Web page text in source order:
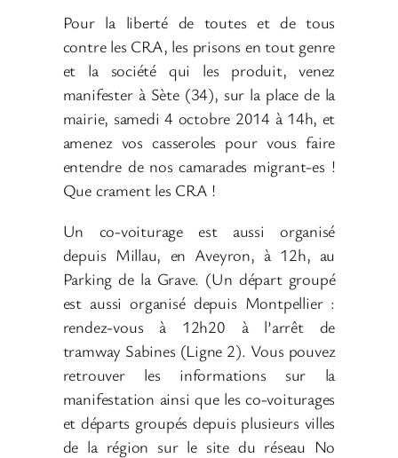
Pour la liberté de toutes et de tous
contre les CRA, les prisons en tout genre
et la société qui les produit, venez
manifester à Sète (34), sur la place de la
mairie, samedi 4 octobre 2014 à 14h, et
amenez vos casseroles pour vous faire
entendre de nos camarades migrant-es !
Que crament les CRA !
Un co-voiturage est aussi organisé
depuis Millau, en Aveyron, à 12h, au
Parking de la Grave. (Un départ groupé
est aussi organisé depuis Montpellier :
rendez-vous à 12h20 à l’arrêt de
tramway Sabines (Ligne 2). Vous pouvez
retrouver les informations sur la
manifestation ainsi que les co-voiturages
et départs groupés depuis plusieurs villes
de la région sur le site du réseau No